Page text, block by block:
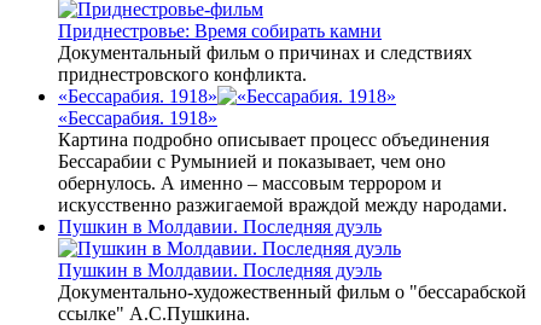
Приднестровье: Время собирать камни
Документальный фильм о причинах и следствиях
приднестровского конфликта.
«Бессарабия. 1918»
«Бессарабия. 1918»
Картина подробно описывает процесс объединения
Бессарабии с Румынией и показывает, чем оно
обернулось. А именно – массовым террором и
искусственно разжигаемой враждой между народами.
Пушкин в Молдавии. Последняя дуэль
Пушкин в Молдавии. Последняя дуэль
Документально-художественный фильм о "бессарабской
ссылке" А.С.Пушкина.